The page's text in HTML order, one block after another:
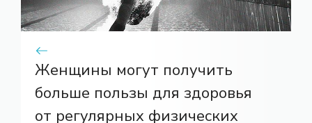
Женщины могут получить
больше пользы для здоровья
от регулярных физических